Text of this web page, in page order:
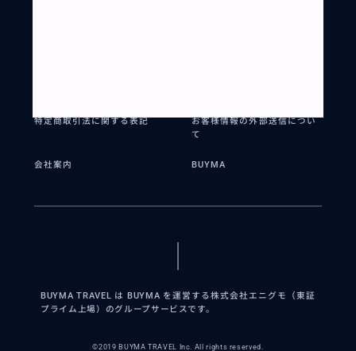
特定商取引法に関する表記
お客様情報の外部送信につい
て
会社案内 BUYMA
BUYMA TRAVEL は BUYMA を運営する株式会社エニグモ（東証
プライム上場）のグループサービスです。
©2019 BUYMA TRAVEL Inc. All rights reserved.